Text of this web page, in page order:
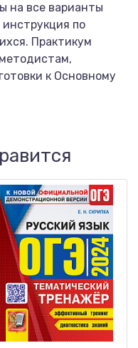
на все варианты
по
Практикум
к Основному